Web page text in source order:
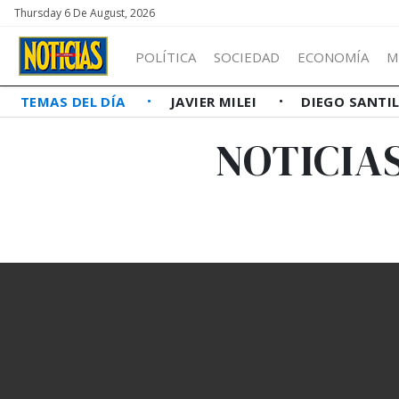
Thursday 6 De August, 2026
POLÍTICA SOCIEDAD ECONOMÍA
TEMAS DEL DÍA JAVIER MILEI DIEGO